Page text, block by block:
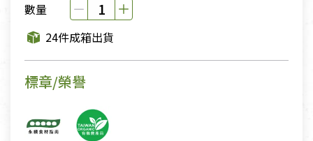
數量
24件成箱出貨
標章/榮譽